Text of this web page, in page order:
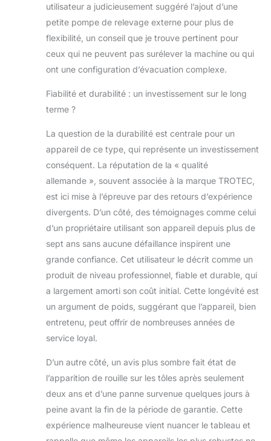
utilisateur a judicieusement suggéré l’ajout d’une
petite pompe de relevage externe pour plus de
flexibilité, un conseil que je trouve pertinent pour
ceux qui ne peuvent pas surélever la machine ou qui
ont une configuration d’évacuation complexe.
Fiabilité et durabilité : un investissement sur le long
terme ?
La question de la durabilité est centrale pour un
appareil de ce type, qui représente un investissement
conséquent. La réputation de la « qualité
allemande », souvent associée à la marque TROTEC,
est ici mise à l’épreuve par des retours d’expérience
divergents. D’un côté, des témoignages comme celui
d’un propriétaire utilisant son appareil depuis plus de
sept ans sans aucune défaillance inspirent une
grande confiance. Cet utilisateur le décrit comme un
produit de niveau professionnel, fiable et durable, qui
a largement amorti son coût initial. Cette longévité est
un argument de poids, suggérant que l’appareil, bien
entretenu, peut offrir de nombreuses années de
service loyal.
D’un autre côté, un avis plus sombre fait état de
l’apparition de rouille sur les tôles après seulement
deux ans et d’une panne survenue quelques jours à
peine avant la fin de la période de garantie. Cette
expérience malheureuse vient nuancer le tableau et